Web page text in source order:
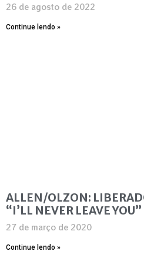
26 de agosto de 2022
Continue lendo »
ALLEN/OLZON:
“I’LL NEVER LEAVE YOU”
27 de março de 2020
Continue lendo »